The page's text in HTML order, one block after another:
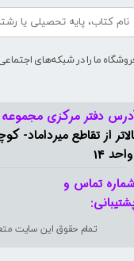
دفتر مرکزی مجموعه
14
تمام حقوق این سایت
تماس و
ما را در شبکه‌های